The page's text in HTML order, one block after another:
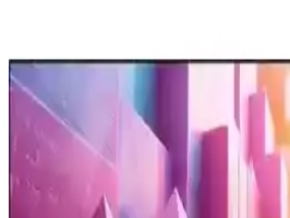
Bağlantısında Görüntü
Çözümleri
Laptop ve televizyon arasında HDMI
çözünürlüğü sorunları, ekran modları,
kablosu kalitesi ve televizyon
giderilebilir.